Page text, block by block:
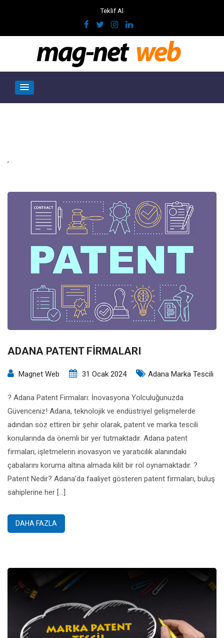
Teklif Al
,
ADANA PATENT FİRMALARI
Magnet Web 31 Ocak 2024 Adana Marka Tescili
? Adana Patent Firmaları: İnovasyona Yolculuğunuzda
Güvenceniz! Adana, teknolojik ve endüstriyel gelişmelerde
adından söz ettiren bir şehir olarak, patent ve marka tescili
konularında da önemli bir yer tutmaktadır. Adana patent
firmaları, işletmelerin inovasyon ve yaratıcılık alanındaki
çabalarını koruma altına almada kilit bir rol oynamaktadır. ?
Patent Nedir? Adana’da faaliyet gösteren patent firmaları, buluş
sahiplerine her […]
DAHA FAZLA